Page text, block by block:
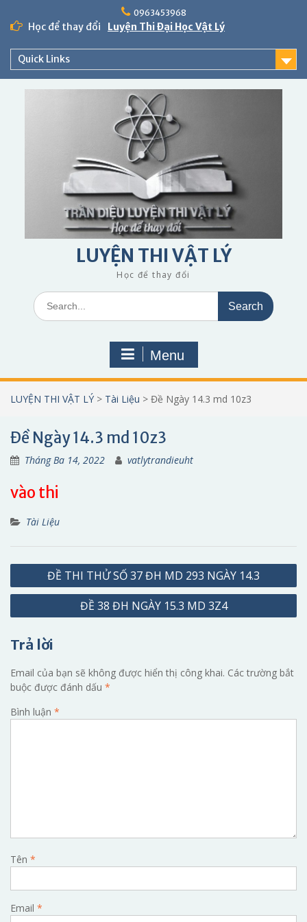
content
0963453968
Học để thay đổi Luyện Thi Đại Học Vật Lý
Quick Links
LUYỆN THI VẬT LÝ
Học để thay đổi
Search
for:
Menu
LUYỆN THI VẬT LÝ > Tài Liệu > Đề Ngày 14.3 md 10z3
Đề Ngày 14.3 md 10z3
Tháng Ba 14, 2022 vatlytrandieuht
vào thi
Tài Liệu
Điều
hướng
ĐỀ THI THỬ SỐ 37 ĐH MD 293 NGÀY 14.3
ĐỀ 38 ĐH NGÀY 15.3 MD 3Z4
Trả lời
Email của bạn sẽ không được hiển thị công khai. Các trường bắt
buộc được đánh dấu *
Bình luận *
Tên *
Email *